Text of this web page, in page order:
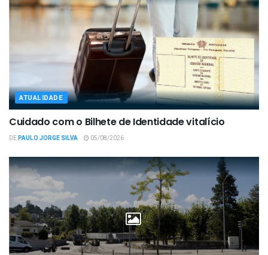
ATUALIDADE
Cuidado com o Bilhete de Identidade vitalício
DEPAULO JORGE SILVA 05/08/2026